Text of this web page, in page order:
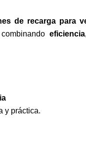
de recarga para
eficiencia
y práctica.